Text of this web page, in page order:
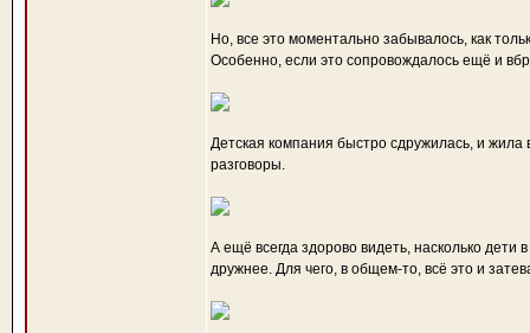
Но, все это моментально забывалось, как
Особенно, если это сопровождалось ещё и
Детская компания быстро сдружилась, и
разговоры.
А ещё всегда здорово видеть, насколько дети
дружнее. Для чего, в общем-то, всё это и